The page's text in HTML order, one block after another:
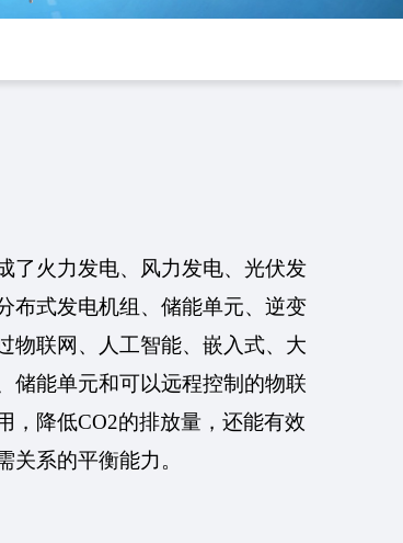
了火力发电、风力发电、光伏发
布式发电机组、储能单元、 逆变
物联网 、
人工智能、嵌入式、大
储能单元和可以远程控制的物联
，降低CO2的排放量， 还能有效
关系的平衡能力。